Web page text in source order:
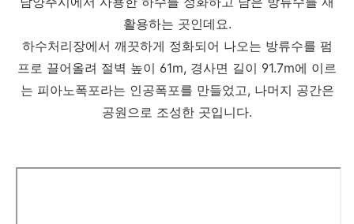
활용하는 곳인데요.
하수처리장에서 깨끗하게 정화되어 나오는 방류수를 펌
프로 끌어올려 절벽 높이 61m, 경사면 길이 91.7m에 이르
는 피아노폭포라는 인공폭포를 만들었고, 나머지 공간은
공원으로 조성한 곳입니다.